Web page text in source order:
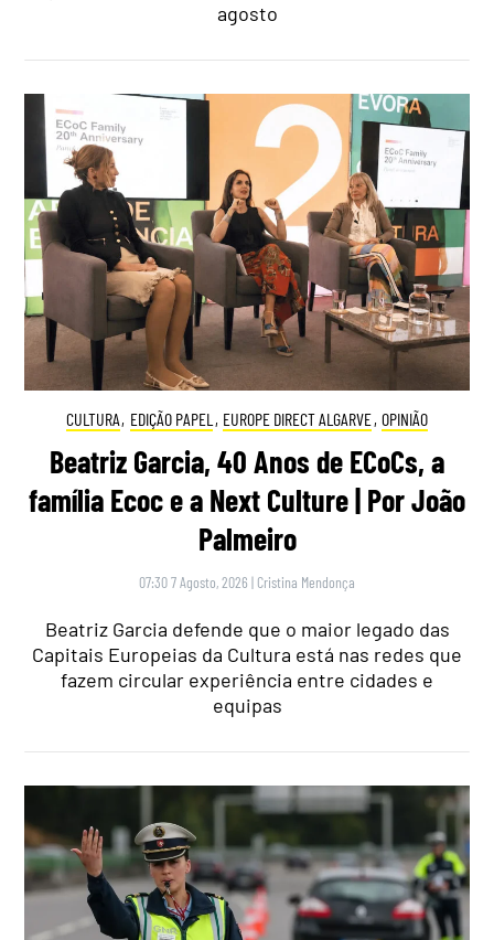
agosto
CULTURA, EDIÇÃO PAPEL , EUROPE DIRECT ALGARVE, OPINIÃO
Beatriz Garcia, 40 Anos de ECoCs, a
família Ecoc e a Next Culture | Por João
Palmeiro
07:30 7 Agosto, 2026 | Cristina Mendonça
Beatriz Garcia defende que o maior legado das
Capitais Europeias da Cultura está nas redes que
fazem circular experiência entre cidades e
equipas